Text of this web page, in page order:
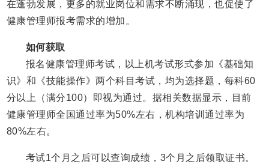
在蓬勃发展，更多的就业岗位和需求不断涌现，也促使了
健康管理师报考需求的增加。
如何获取
报名健康管理师考试，以上机考试形式参加《基础知
识》和《技能操作》两个科目考试，均为选择题，每科60
分以上（满分100）即视为通过。据相关数据显示，目前
健康管理师全国通过率为50%左右，机构培训通过率为
80%左右。
考试1个月之后可以查询成绩，3个月之后领取证书。